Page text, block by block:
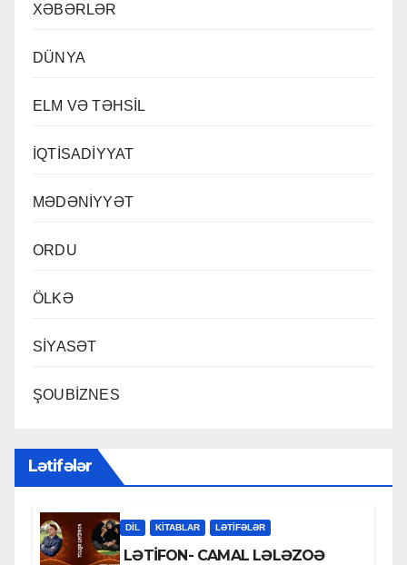
XƏBƏRLƏR
DÜNYA
ELM VƏ TƏHSİL
İQTİSADİYYAT
MƏDƏNİYYƏT
ORDU
ÖLKƏ
SİYASƏT
ŞOUBİZNES
Lətifələr
DİL KİTABLAR LƏTIFƏLƏR
LƏTİFON- CAMAL LƏLƏZOƏ